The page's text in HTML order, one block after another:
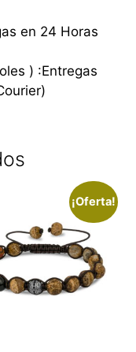
en 24 Horas
) :Entregas
¡Oferta!